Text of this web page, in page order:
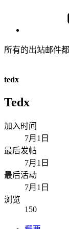
所有的出站邮件
tedx
Tedx
加入时间
7月1日
最后发帖
7月1日
最后活动
7月1日
浏览
150